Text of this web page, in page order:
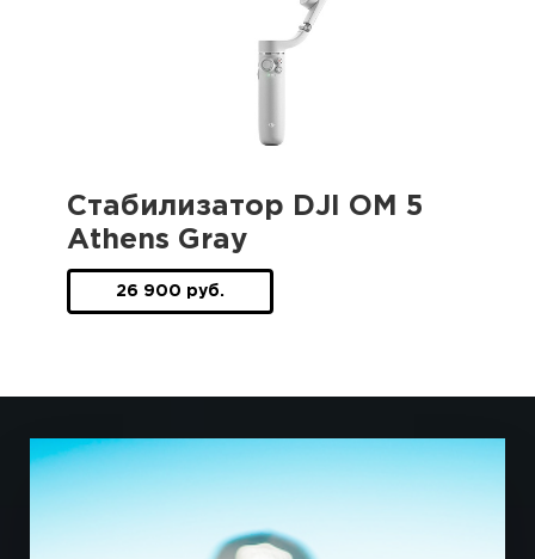
Стабилизатор DJI OM 5
Athens Gray
26 900 руб.